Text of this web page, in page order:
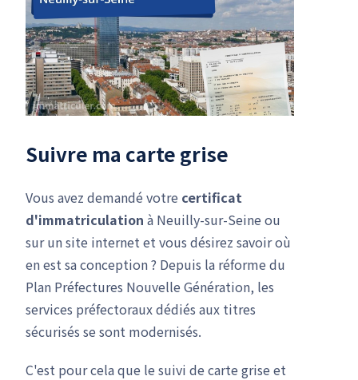
Suivre ma carte grise
Vous avez demandé votre certificat
d'immatriculation à Neuilly-sur-Seine ou
sur un site internet et vous désirez savoir où
en est sa conception ? Depuis la réforme du
Plan Préfectures Nouvelle Génération, les
services préfectoraux dédiés aux titres
sécurisés se sont modernisés.
C'est pour cela que le suivi de carte grise et